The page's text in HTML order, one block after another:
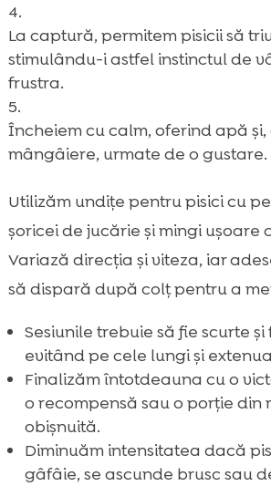
La captură, permitem pisicii să
stimulându-i astfel instinctul de
frustra.
Încheiem cu calm, oferind apă
mângâiere, urmate de o gustare.
Utilizăm undițe pentru pisici cu
șoricei de jucărie și mingi ușoare
Variază direcția și viteza, iar
să dispară după colț pentru a
Sesiunile trebuie să fie scurte
evitând pe cele lungi și
Finalizăm întotdeauna cu o
o recompensă sau o porție din
obișnuită.
Diminuăm intensitatea dacă
gâfâie, se ascunde brusc sau